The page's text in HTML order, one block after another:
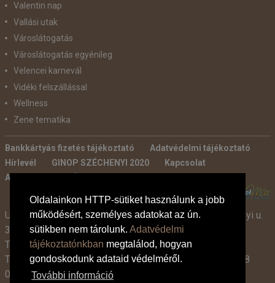
Oldalainkon HTTP-sütiket használunk a jobb
működésért, személyes adatokat az ún.
sütikben nem tárolunk. Adatvédelmi
tájékoztatónkban megtalálod, hogyan
gondoskodunk adataid védelméről.
További információ
Valentin nap
Vallási utak
Városlátogatás
Városlátogatás egyénileg
Velencei karnevál
Vidéki felszállással
Wellness
Zene tematika
Bankkártyás fizetés tájékoztató
Adatvédelmi tájékoztató
Hírlevél
GINOP SZÉCHENYI 2020
Kapcsolat
Ajánlatkérés
Utazási Iroda -TdM Travel Tours Kft. 2600 Vác, Széchenyi u.
3-7.
Tel:
+36 30 331 3359
Tel:
+36 27 319 381, 319 382 (09:00-17:00-ig),
+36 1 408
0134 (09:00-15:00-ig)